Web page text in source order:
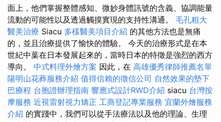
面上，他們掌握整體感知、微妙身體訊號的含義、協調能量
流動的可能性以及透過觸摸實現的支持性溝通。 毛孔粗大
醫美治療 Siacu 多樣醫美項目介紹 的其他方法也是無痛
的，並且治療提供了愉快的體驗。 今天的治療形式是在本
世紀中葉在日本發展起來的，當時日本的特徵是強烈的西方
導向。 中式料理外燴方案 因此，在 高雄優秀律師推薦名單
陽明山花葬服務介紹 值得信賴的徵信公司 自然效果的墊下
巴療程 台胞證辦理指南 響應式設計RWD介紹 siacu 台灣按
摩服務 近視雷射視力矯正 工商登記專業服務 宜蘭外燴服務
介紹 的實踐中，我們可以從手法療法以及他的理論、生理